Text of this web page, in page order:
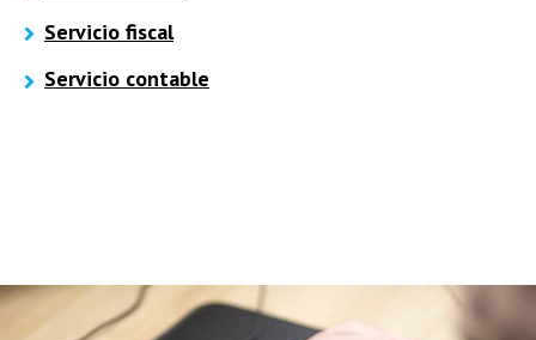
Servicio fiscal
Servicio contable